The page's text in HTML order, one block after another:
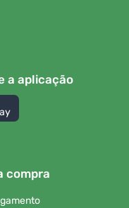
a aplicação
compra